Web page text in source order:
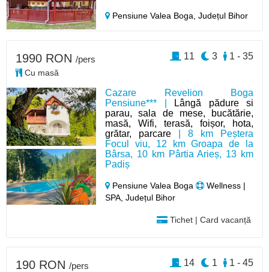
Pensiune Valea Boga,Județul Bihor
Cazare Revelion Boga
Pensiune*** |
Lângă pădure si
parau, sala de mese, bucătărie,
masă, Wifi, terasă, foișor, hota,
grătar, parcare | 8 km Peștera
Focul viu, 12 km Groapa de la
Bârsa, 10 km Pârtia Arieș, 13 km
Padiș
Pensiune Valea Boga
Wellness |
SPA, Județul Bihor
Tichet | Card vacanță
1990 RON /pers
Cu masă
1 - 35
3
11
190 RON /pers 1 - 45
1
14